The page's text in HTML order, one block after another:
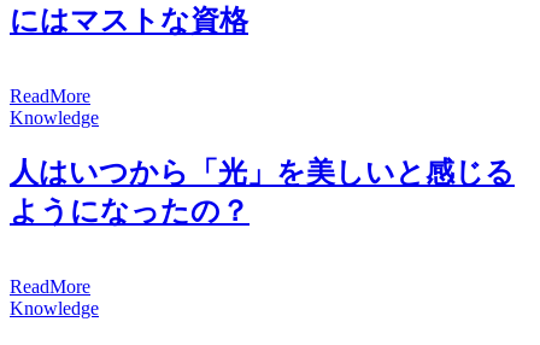
にはマストな資格
ReadMore
Knowledge
人はいつから「光」を美しいと感じる
ようになったの？
ReadMore
Knowledge